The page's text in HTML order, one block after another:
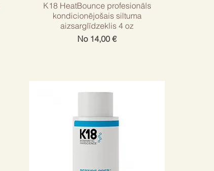
K18 HeatBounce profesionāls
kondicionējošais siltuma
aizsarglīdzeklis 4 oz
No 14,00 €
Izpārdošanas cena